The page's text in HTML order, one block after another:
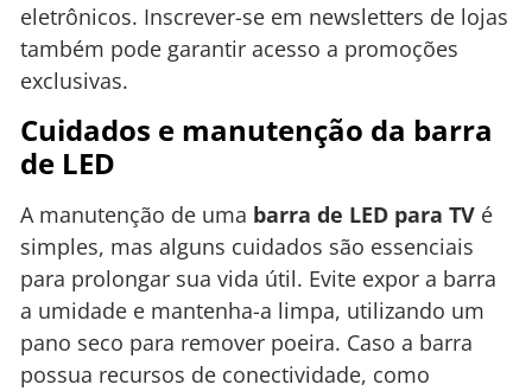
eletrônicos. Inscrever-se em newsletters de lojas
também pode garantir acesso a promoções
exclusivas.
Cuidados e manutenção da barra
de LED
A manutenção de uma barra de LED para TV é
simples, mas alguns cuidados são essenciais
para prolongar sua vida útil. Evite expor a barra
a umidade e mantenha-a limpa, utilizando um
pano seco para remover poeira. Caso a barra
possua recursos de conectividade, como